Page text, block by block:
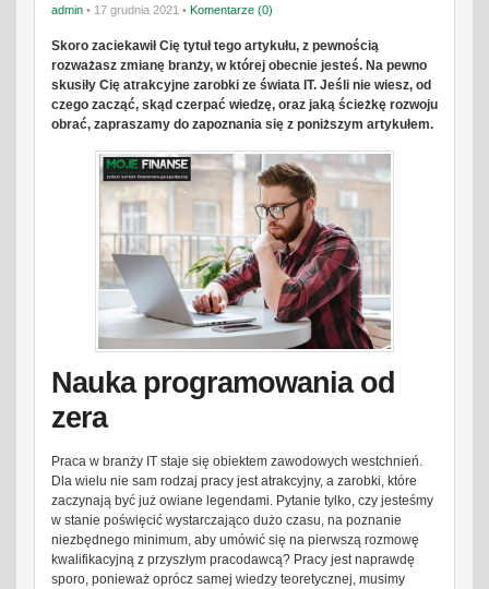
admin • 17 grudnia 2021 • Komentarze (0)
Skoro zaciekawił Cię tytuł tego artykułu, z pewnością
rozważasz zmianę branży, w której obecnie jesteś. Na pewno
skusiły Cię atrakcyjne zarobki ze świata IT. Jeśli nie wiesz, od
czego zacząć, skąd czerpać wiedzę, oraz jaką ścieżkę rozwoju
obrać, zapraszamy do zapoznania się z poniższym artykułem.
Nauka programowania od
zera
Praca w branży IT staje się obiektem zawodowych westchnień.
Dla wielu nie sam rodzaj pracy jest atrakcyjny, a zarobki, które
zaczynają być już owiane legendami. Pytanie tylko, czy jesteśmy
w stanie poświęcić wystarczająco dużo czasu, na poznanie
niezbędnego minimum, aby umówić się na pierwszą rozmowę
kwalifikacyjną z przyszłym pracodawcą? Pracy jest naprawdę
sporo, ponieważ oprócz samej wiedzy teoretycznej, musimy